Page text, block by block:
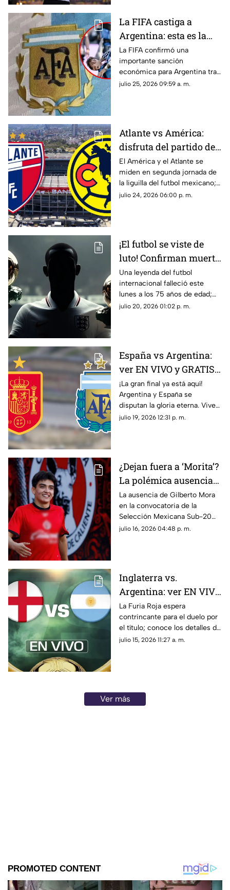
La FIFA castiga a
Argentina: esta es la
fuerte MULTA que
deberá pagar tras la
final ante España |
VIDEO
La FIFA confirmó una
importante sanción
económica para Argentina tras
la final de la Copa Mundial de la
julio 25, 2026 09:59 a. m.
Atlante vs América:
disfruta del partido de
laliga MX EN VIVO y
totalmente GRATIS aquí
El América y el Atlante se
miden en segunda jornada de
la liguilla del futbol mexicano;
disfruta del partido totalmente
julio 24, 2026 06:00 p. m.
¡El futbol se viste de
luto! Confirman muerte
de una LEYENDA que
conquistó el Balón de
Oro 2 veces
Una leyenda del futbol
internacional falleció este
lunes a los 75 años de edad;
entérate de quién se trata y su
julio 20, 2026 01:02 p. m.
España vs Argentina:
ver EN VIVO y GRATIS
el partido de la Copa
Mundial de la FIFA
2026™
¡La gran final ya está aquí!
Argentina y España se
disputan la gloria eterna. Vive
toda la emoción en vivo en
julio 19, 2026 12:31 p. m.
¿Dejan fuera a ‘Morita’?
La polémica ausencia
de Gilberto Mora en la
Selección Mexicana
La ausencia de Gilberto Mora
en la convocatoria de la
Selección Mexicana Sub-20
sorprendió a la afición y desató
julio 16, 2026 04:48 p. m.
Inglaterra vs.
Argentina: ver EN VIVO
y GRATIS el encuentro
de la Copa Mundial de
la FIFA 2026™
La Furia Roja espera
contrincante para el duelo por
el título; conoce los detalles de
este choque histórico por el
julio 15, 2026 11:27 a. m.
Ver más